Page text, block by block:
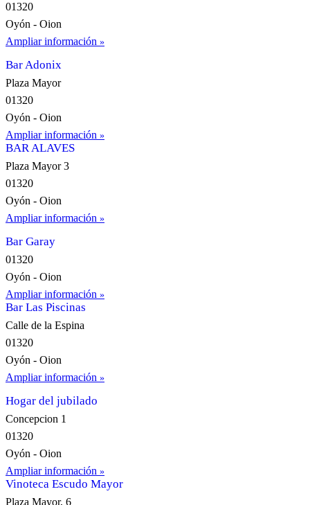
01320
Oyón - Oion
Ampliar información
Bar Adonix
Plaza Mayor
01320
Oyón - Oion
Ampliar información
BAR ALAVES
Plaza Mayor 3
01320
Oyón - Oion
Ampliar información
Bar Garay
01320
Oyón - Oion
Ampliar información
Bar Las Piscinas
Calle de la Espina
01320
Oyón - Oion
Ampliar información
Hogar del jubilado
Concepcion 1
01320
Oyón - Oion
Ampliar información
Vinoteca Escudo Mayor
Plaza Mayor, 6